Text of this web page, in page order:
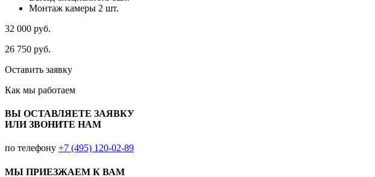
Монтаж камеры 2 шт.
32 000 руб.
26 750 руб.
Оставить заявку
Как мы работаем
ВЫ ОСТАВЛЯЕТЕ ЗАЯВКУ
ИЛИ ЗВОНИТЕ НАМ
по телефону +7 (495) 120-02-89
МЫ ПРИЕЗЖАЕМ К ВАМ